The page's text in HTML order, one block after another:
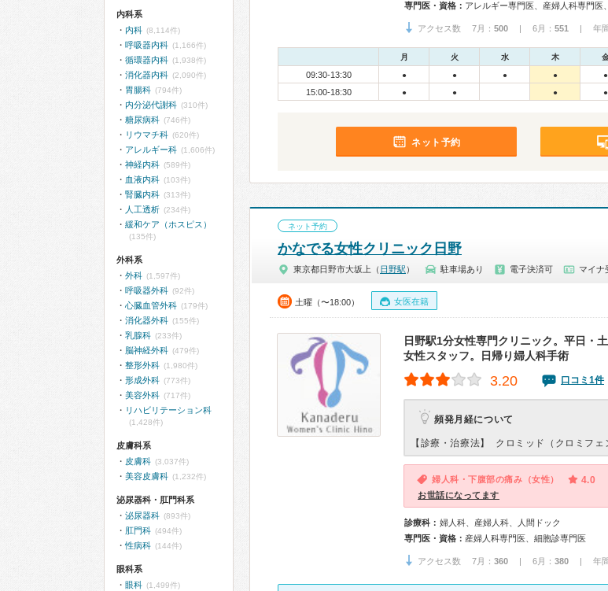
専門医・資格： アレルギー専門医、産婦人科専門医
アクセス数 7月： 500 | 6月： 551 | 年間
月 火 水 木
09:30-13:30 ● ● ● ● ●
15:00-18:30
● ● ● ●
ネット予約
ネット予約
かなでる女性クリニック日野
東京都日野市大坂上（ 日野駅 ） 駐車場あり 電子決済可 マイナ
土曜（〜18:00） 女医在籍
日野駅1分女性専門クリニック。平日・
女性スタッフ。日帰り婦人科手術
3.20 口コミ1件
頻発月経について
【診療・治療法】 クロミッド（クロミフェ
婦人科・下腹部の痛み（女性） 4.0
お世話になってます
診療科： 婦人科、産婦人科、人間ドック
専門医・資格： 産婦人科専門医、細胞診専門医
アクセス数 7月： 360 | 6月： 380 | 年間
内科系
内科 (8,114件)
呼吸器内科 (1,166件)
循環器内科 (1,938件)
消化器内科 (2,090件)
胃腸科 (794件)
内分泌代謝科 (310件)
糖尿病科 (746件)
リウマチ科 (620件)
アレルギー科 (1,606件)
神経内科 (589件)
血液内科 (103件)
腎臓内科 (313件)
人工透析 (234件)
緩和ケア（ホスピス）
(135件)
外科系
外科 (1,597件)
呼吸器外科 (92件)
心臓血管外科 (179件)
消化器外科 (155件)
乳腺科 (233件)
脳神経外科 (479件)
整形外科 (1,980件)
形成外科 (773件)
美容外科 (717件)
リハビリテーション科
(1,428件)
皮膚科系
皮膚科 (3,037件)
美容皮膚科 (1,232件)
泌尿器科・肛門科系
泌尿器科 (893件)
肛門科 (494件)
性病科 (144件)
眼科系
眼科 (1,499件)